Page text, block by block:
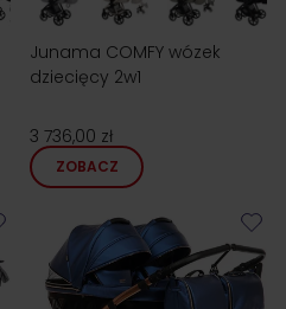
Junama COMFY wózek
dziecięcy 2w1
3 736,00 zł
ZOBACZ